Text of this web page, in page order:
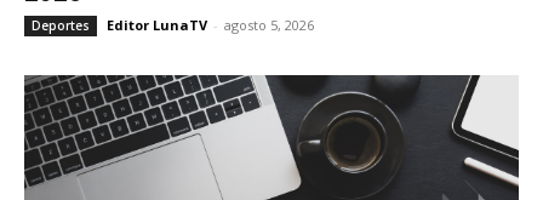
Deportes Editor LunaTV - agosto 5, 2026